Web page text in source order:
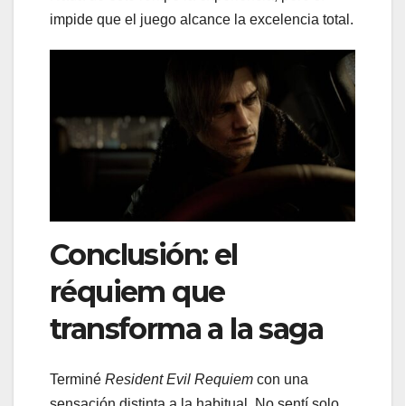
impide que el juego alcance la excelencia total.
Conclusión: el
réquiem que
transforma a la saga
Terminé Resident Evil Requiem con una